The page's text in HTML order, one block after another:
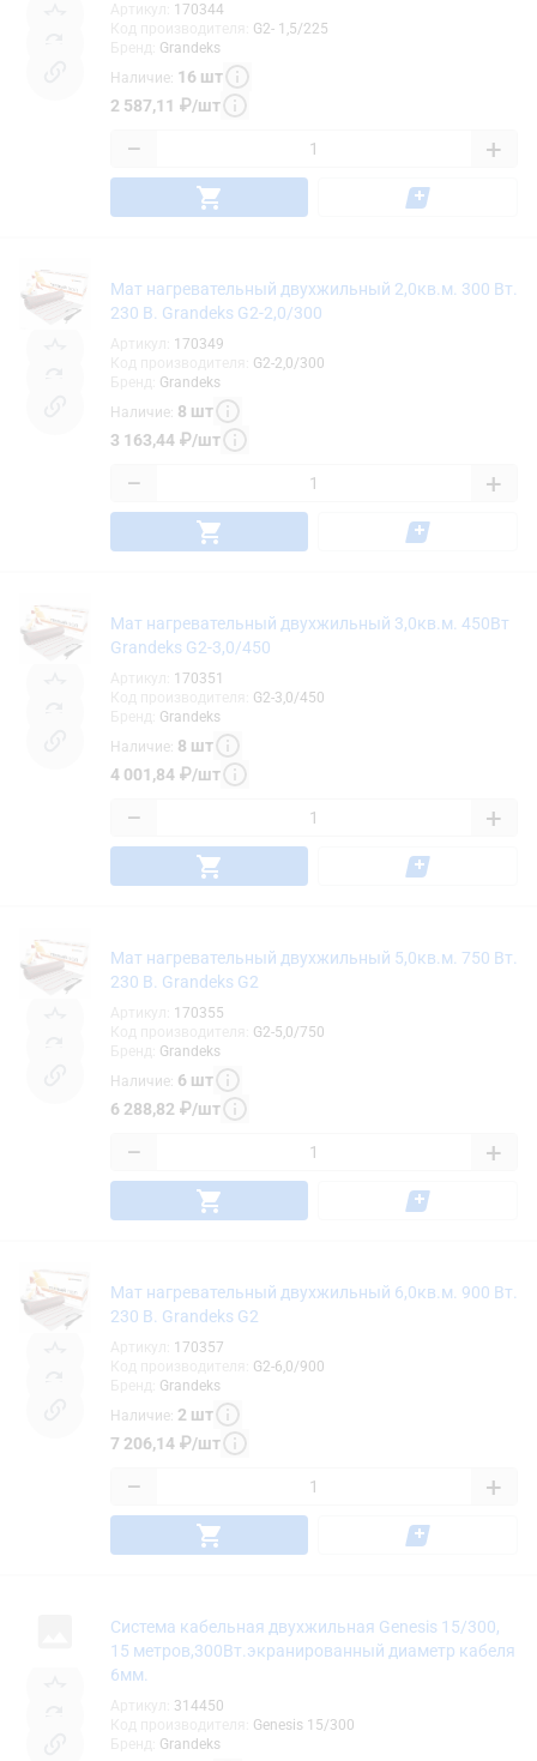
170344
G2- 1,5/225
Grandeks
Наличие: 16 шт
2 587,11 ₽/шт
− +
Мат нагревательный двухжильный 2,0кв.м. 300 Вт.
230 В. Grandeks G2-2,0/300
170349
G2-2,0/300
Grandeks
Наличие: 8 шт
3 163,44 ₽/шт
− +
Мат нагревательный двухжильный 3,0кв.м. 450Вт
Grandeks G2-3,0/450
170351
G2-3,0/450
Grandeks
Наличие: 8 шт
4 001,84 ₽/шт
− +
Мат нагревательный двухжильный 5,0кв.м. 750 Вт.
230 В. Grandeks G2
170355
G2-5,0/750
Grandeks
Наличие: 6 шт
6 288,82 ₽/шт
− +
Мат нагревательный двухжильный 6,0кв.м. 900 Вт.
230 В. Grandeks G2
170357
G2-6,0/900
Grandeks
Наличие: 2 шт
7 206,14 ₽/шт
− +
Система кабельная двухжильная Genesis 15/300,
15 метров,300Вт.экранированный диаметр кабеля
6мм.
314450
Genesis 15/300
Grandeks